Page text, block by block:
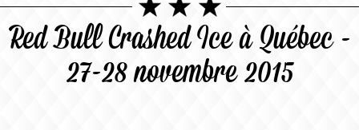
Red Bull Crashed Ice à Québec -
27-28 novembre 2015